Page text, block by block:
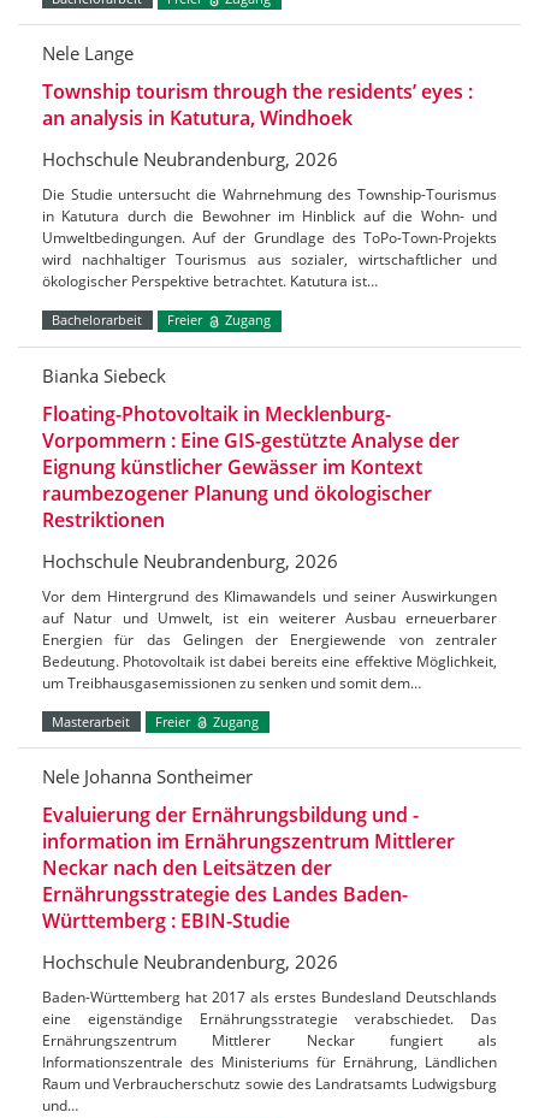
Nele Lange
Township tourism through the residents’ eyes :
an analysis in Katutura, Windhoek
Hochschule Neubrandenburg, 2026
Die Studie untersucht die Wahrnehmung des Township-Tourismus
in Katutura durch die Bewohner im Hinblick auf die Wohn- und
Umweltbedingungen. Auf der Grundlage des ToPo-Town-Projekts
wird nachhaltiger Tourismus aus sozialer, wirtschaftlicher und
ökologischer Perspektive betrachtet. Katutura ist…
Bachelorarbeit Freier Zugang
Bianka Siebeck
Floating-Photovoltaik in Mecklenburg-
Vorpommern : Eine GIS-gestützte Analyse der
Eignung künstlicher Gewässer im Kontext
raumbezogener Planung und ökologischer
Restriktionen
Hochschule Neubrandenburg, 2026
Vor dem Hintergrund des Klimawandels und seiner Auswirkungen
auf Natur und Umwelt, ist ein weiterer Ausbau erneuerbarer
Energien für das Gelingen der Energiewende von zentraler
Bedeutung. Photovoltaik ist dabei bereits eine effektive Möglichkeit,
um Treibhausgasemissionen zu senken und somit dem…
Masterarbeit Freier Zugang
Nele Johanna Sontheimer
Evaluierung der Ernährungsbildung und -
information im Ernährungszentrum Mittlerer
Neckar nach den Leitsätzen der
Ernährungsstrategie des Landes Baden-
Württemberg : EBIN-Studie
Hochschule Neubrandenburg, 2026
Baden-Württemberg hat 2017 als erstes Bundesland Deutschlands
eine eigenständige Ernährungsstrategie verabschiedet. Das
Ernährungszentrum Mittlerer Neckar fungiert als
Informationszentrale des Ministeriums für Ernährung, Ländlichen
Raum und Verbraucherschutz sowie des Landratsamts Ludwigsburg
und…